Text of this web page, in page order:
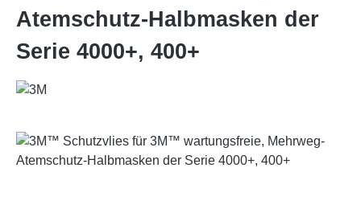
Atemschutz-Halbmasken der
Serie 4000+, 400+
Bildergalerie überspringen